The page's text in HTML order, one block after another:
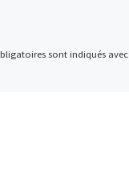
sont indiqués avec